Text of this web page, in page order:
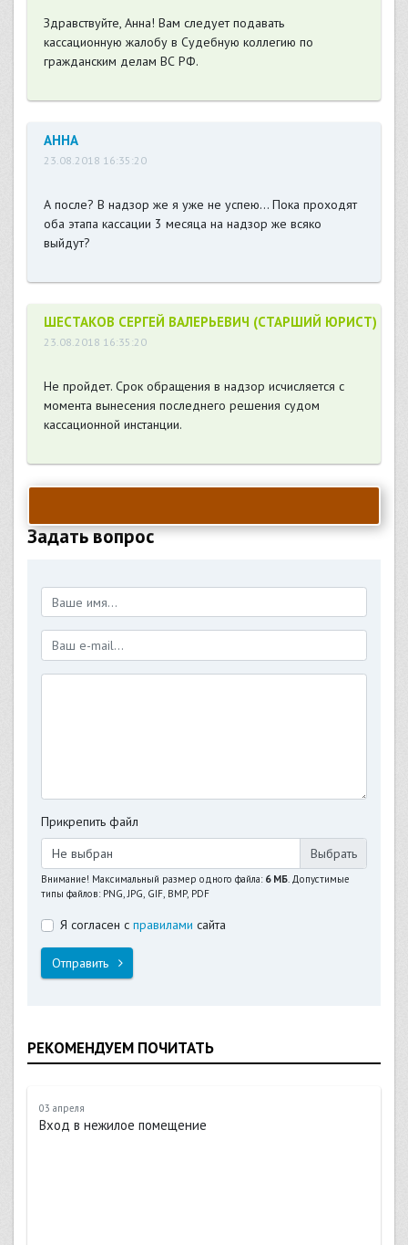
Здравствуйте, Анна! Вам следует подавать
кассационную жалобу в Судебную коллегию по
гражданским делам ВС РФ.
АННА
23.08.2018 16:35:20
А после? В надзор же я уже не успею... Пока проходят
оба этапа кассации 3 месяца на надзор же всяко
выйдут?
ШЕСТАКОВ СЕРГЕЙ ВАЛЕРЬЕВИЧ (СТАРШИЙ ЮРИСТ)
23.08.2018 16:35:20
Не пройдет. Срок обращения в надзор исчисляется с
момента вынесения последнего решения судом
кассационной инстанции.
Задать вопрос
Прикрепить файл
Не выбран
Внимание! Максимальный размер одного файла: 6 МБ. Допустимые
типы файлов: PNG, JPG, GIF, BMP, PDF
Я согласен с правилами сайта
Отправить
РЕКОМЕНДУЕМ ПОЧИТАТЬ
03 апреля
Вход в нежилое помещение